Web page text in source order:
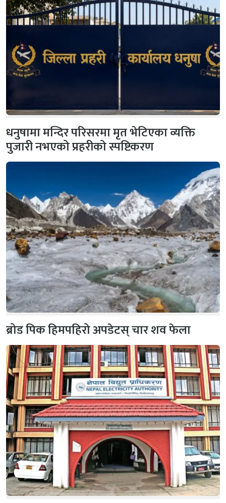
धनुषामा मन्दिर परिसरमा मृत भेटिएका व्यक्ति
पुजारी नभएको प्रहरीको स्पष्टिकरण
ब्रोड पिक हिमपहिरो अपडेटस् चार शव फेला